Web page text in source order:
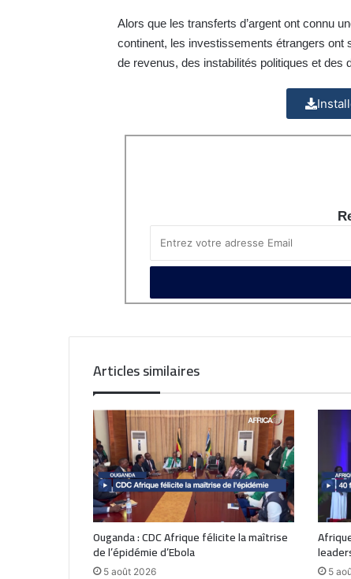
Alors que les transferts d’argent ont connu
continent, les investissements étrangers ont
de revenus, des instabilités politiques et des
Articles similaires
Ouganda : CDC Afrique félicite la maîtrise
de l’épidémie d’Ebola
5 août 2026 5